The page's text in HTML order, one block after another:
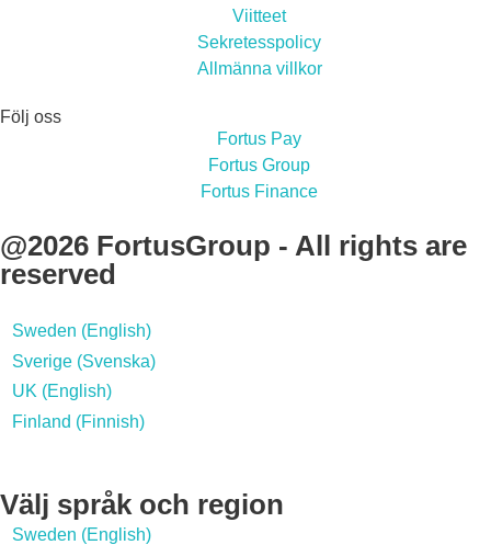
Viitteet
Sekretesspolicy
Allmänna villkor
Följ oss
Fortus Pay
Fortus Group
Fortus Finance
@2026 FortusGroup - All rights are
reserved
Sweden (English)
Sverige (Svenska)
UK (English)
Finland (Finnish)
Välj språk och region
Sweden (English)